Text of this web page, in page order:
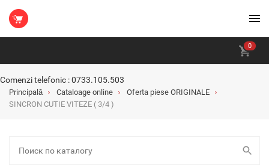
0
Comenzi telefonic : 0733.105.503
Principală Cataloage online
Oferta piese ORIGINALE
SINCRON CUTIE VITEZE ( 3/4 )